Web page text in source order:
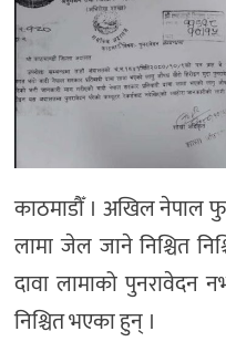
अन्तर्वार्ता/
विचार
अन्तर्राष्ट्रिय/
प्रवास
भिडियो
राशिफल
English
काठमाडौँ । अखिल नेपाल
लामा जेल जाने निश्चित
दावा लामाको पुनरावेदन
निश्चित भएका हुन् ।